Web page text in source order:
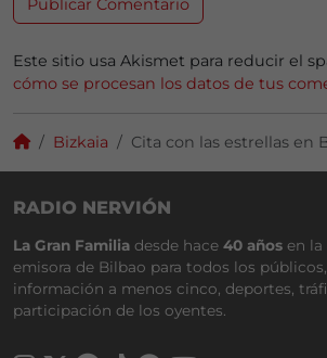
Este sitio usa Akismet para reducir el
cómo se procesan los datos de tus
Bizkaia Cita con las estrellas en
RADIO NERVIÓN
La Gran Familia desde hace 40 años en la
emisora de Bilbao para todos los
información a menos cinco, deportes,
participación de los oyentes.